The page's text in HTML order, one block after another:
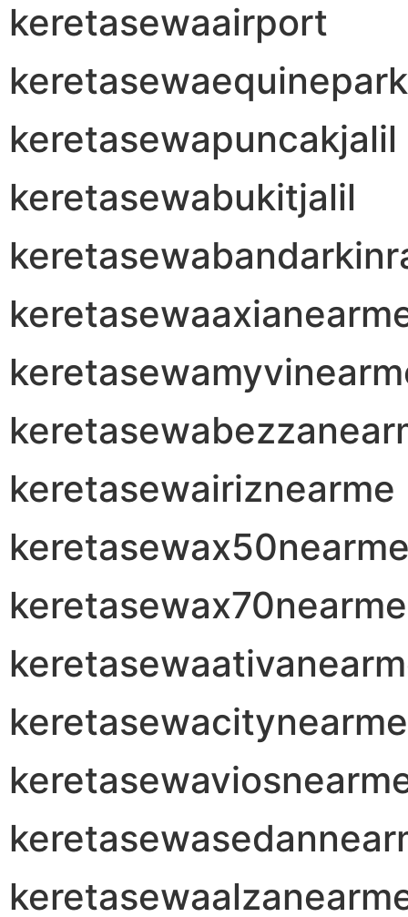
keretasewaairport
keretasewaequinepark
keretasewapuncakjalil
keretasewabukitjalil
keretasewairiznearme
keretasewax70nearme
keretasewacitynearme